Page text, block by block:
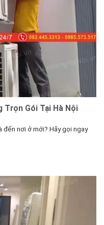
Trọn Gói Tại Hà Nội
đến nơi ở mới? Hãy gọi ngay